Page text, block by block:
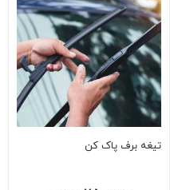
تیغه برف پاک کن